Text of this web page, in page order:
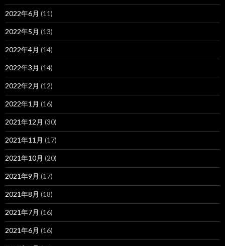
2022年6月 (11)
2022年5月 (13)
2022年4月 (14)
2022年3月 (14)
2022年2月 (12)
2022年1月 (16)
2021年12月 (30)
2021年11月 (17)
2021年10月 (20)
2021年9月 (17)
2021年8月 (18)
2021年7月 (16)
2021年6月 (16)